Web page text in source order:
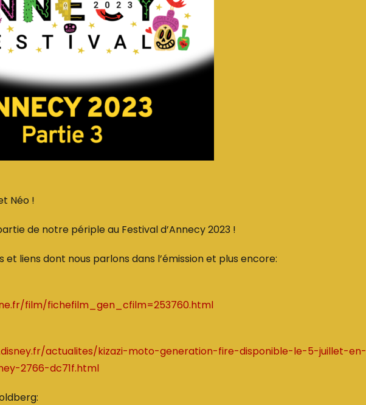
Néo !
de notre périple au Festival d’Annecy 2023 !
et liens dont nous parlons dans l’émission et plus encore:
film/fichefilm_gen_cfilm=253760.html
actualites/kizazi-moto-generation-fire-disponible-le-5-juillet-en-
2766-dc71f.html